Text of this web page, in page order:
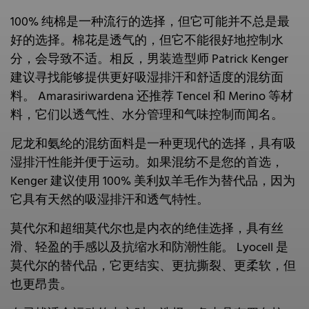
100% 纯棉是一种流行的选择，但它可能并不总是最
好的选择。棉花是透气的，但它不能很好地控制水
分，会导致不适。相反，男装造型师 Patrick Kenger
建议寻找能够提供更好吸湿排汗和舒适度的混纺面
料。 Amarasiriwardena 还推荐 Tencel 和 Merino 等材
料，它们以透气性、水分管理和气味控制而闻名。
尼龙和氨纶的混纺面料是一种更现代的选择，具有吸
湿排汗性能并便于运动。如果混纺不是您的首选，
Kenger 建议使用 100% 美利奴羊毛作为替代品，因为
它具有天然的吸湿排汗和透气特性。
莫代尔和超细莫代尔也是内衣的绝佳选择，具有丝
滑、轻盈的手感以及抗缩水和防潮性能。 Lyocell 是
莫代尔的替代品，它更结实、更抗撕裂、更柔软，但
也更昂贵。